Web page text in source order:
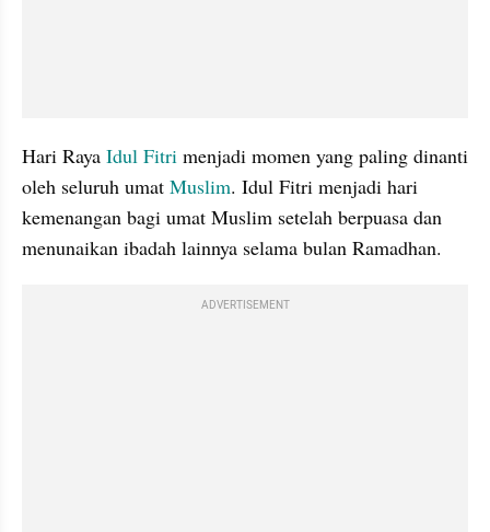
Hari Raya Idul Fitri menjadi momen yang paling dinanti
oleh seluruh umat Muslim. Idul Fitri menjadi hari
kemenangan bagi umat Muslim setelah berpuasa dan
menunaikan ibadah lainnya selama bulan Ramadhan.
ADVERTISEMENT